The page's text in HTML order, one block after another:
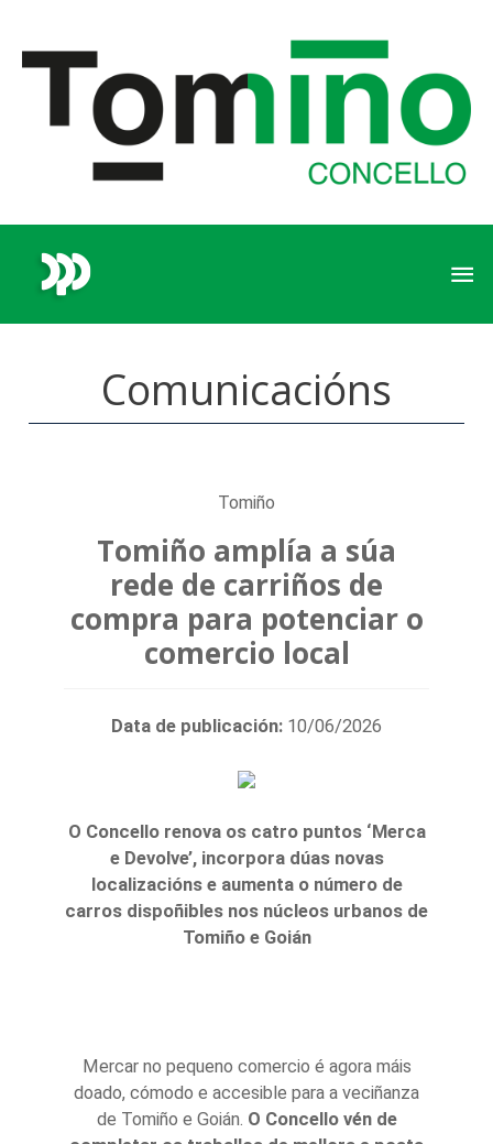
Comunicacións
Tomiño
Tomiño amplía a súa
rede de carriños de
compra para potenciar o
comercio local
Data de publicación: 10/06/2026
O Concello renova os catro puntos ‘Merca
e Devolve’, incorpora dúas novas
localizacións e aumenta o número de
carros dispoñibles nos núcleos urbanos de
Tomiño e Goián
Mercar no pequeno comercio é agora máis
doado, cómodo e accesible para a veciñanza
de Tomiño e Goián. O Concello vén de